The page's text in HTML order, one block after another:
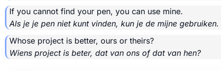
If you cannot find your pen, you can use mine.
Als je je pen niet kunt vinden, kun je de mijne gebruiken.
Whose project is better, ours or theirs?
Wiens project is beter, dat van ons of dat van hen?